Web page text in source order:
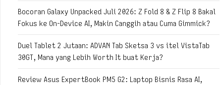
Bocoran Galaxy Unpacked Juli 2026: Z Fold 8 & Z Flip 8 Bakal
Fokus ke On-Device AI, Makin Canggih atau Cuma Gimmick?
Duel Tablet 2 Jutaan: ADVAN Tab Sketsa 3 vs itel VistaTab
30GT, Mana yang Lebih Worth It buat Kerja?
Review Asus ExpertBook PM5 G2: Laptop Bisnis Rasa AI,